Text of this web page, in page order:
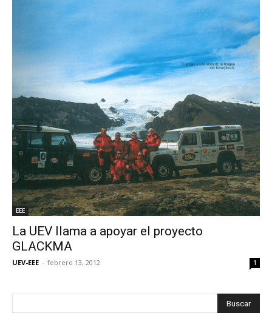
EEE
La UEV llama a apoyar el proyecto
GLACKMA
UEV-EEE - febrero 13, 2012 1